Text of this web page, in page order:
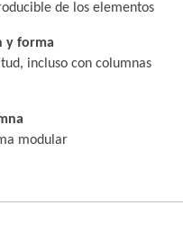
de los elementos
y forma
incluso con columnas
modular